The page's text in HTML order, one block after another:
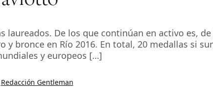
De los que continúan en activo es,
bronce en Río 2016. En total, 20 medallas si
y europeos […]
Redacción Gentleman